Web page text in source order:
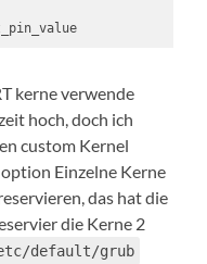
kerne verwende
hoch, doch ich
custom Kernel
Einzelne Kerne
das hat die
die Kerne 2
default/grub